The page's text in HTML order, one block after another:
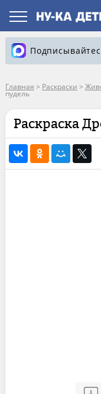
Главная > Раскраски >
пудель
Раскраска